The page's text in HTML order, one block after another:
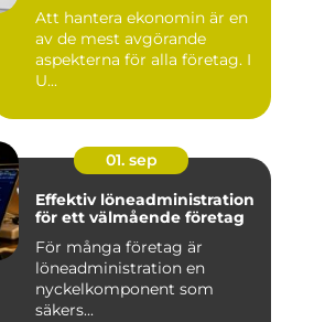
Att hantera ekonomin är en
av de mest avgörande
aspekterna för alla företag. I
U...
01. sep
Effektiv löneadministration
för ett välmående företag
För många företag är
löneadministration en
nyckelkomponent som
säkers...